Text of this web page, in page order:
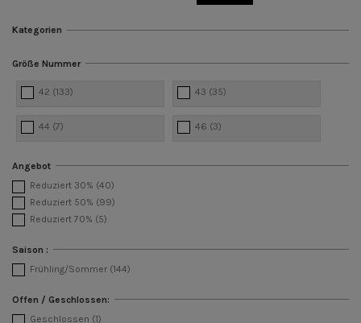
Kategorien
Größe Nummer
42 (133) 43 (35)
44 (7) 46 (3)
Angebot
Reduziert 30% (40)
Reduziert 50% (99)
Reduziert 70% (5)
Saison :
Frühling/Sommer (144)
Offen / Geschlossen:
Geschlossen (1)